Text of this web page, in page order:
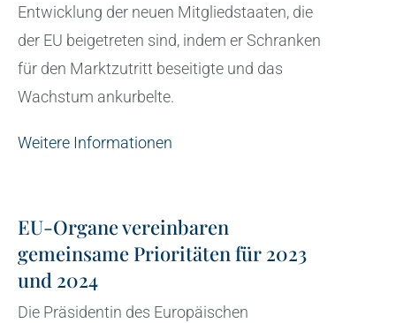
Entwicklung der neuen Mitgliedstaaten, die
der EU beigetreten sind, indem er Schranken
für den Marktzutritt beseitigte und das
Wachstum ankurbelte.
Weitere Informationen
EU-Organe vereinbaren
gemeinsame Prioritäten für 2023
und 2024
Die Präsidentin des Europäischen